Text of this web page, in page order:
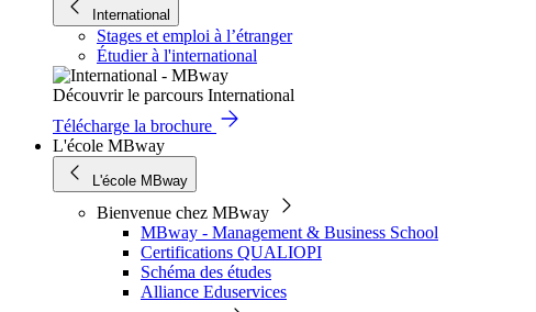
International
Stages et emploi à l’étranger
Étudier à l'international
Découvrir le parcours International
Télécharge la brochure
L'école MBway
L'école MBway
Bienvenue chez MBway
MBway - Management & Business School
Certifications QUALIOPI
Schéma des études
Alliance Eduservices